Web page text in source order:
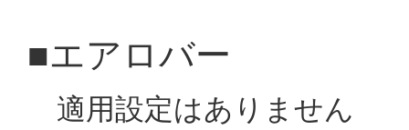
■エアロバー
適用設定はありません